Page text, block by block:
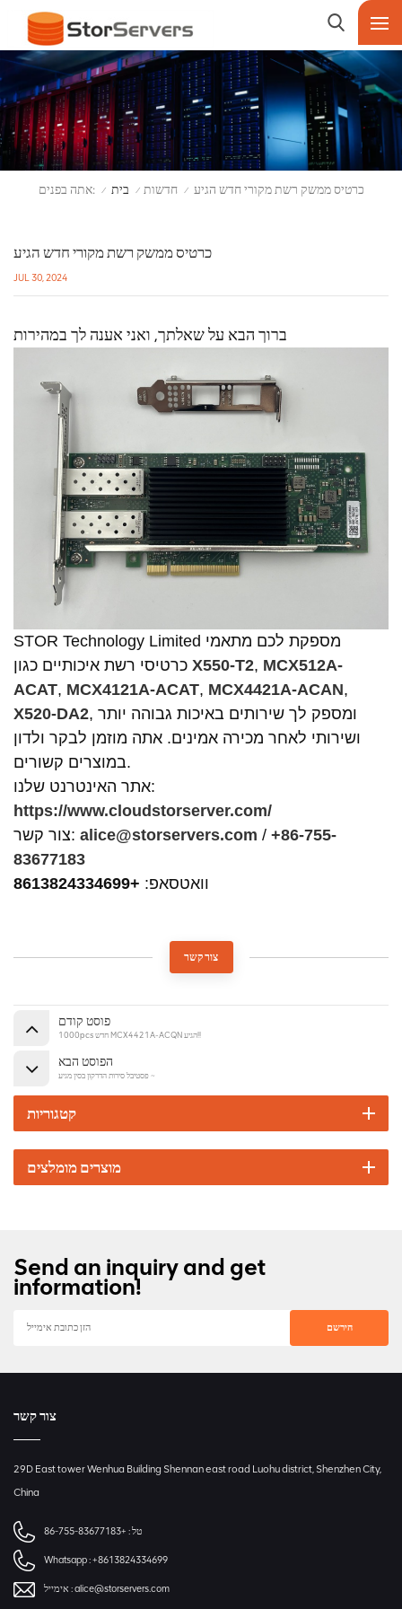
אתה בפנים: / בית / חדשות / כרטיס ממשק רשת מקורי חדש הגיע
כרטיס ממשק רשת מקורי חדש הגיע
JUL 30, 2024
ברוך הבא על שאלתך, ואני אענה לך במהירות
STOR Technology Limited מספקת לכם מתאמי
X550-T2, MCX512A-
ACAT, MCX4121A-ACAT, MCX4421A-ACAN,
X520-DA2, ומספק לך שירותים באיכות גבוהה יותר
ושירותי לאחר מכירה אמינים. אתה מוזמן לבקר ולדון
במוצרים קשורים.
אתר האינטרנט שלנו:
https://www.cloudstorserver.com/
צור קשר: alice@storservers.com / +86-755-
83677183
וואטסאפ: +8613824334699
צור קשר
פוסט קודם
1000pcs חדש MCX4421A-ACQN הגיע!!
הפוסט הבא
פסטיבל סירות הדרקון בסין מגיע ~
קטגוריות
מוצרים מומלצים
Send an inquiry and get
information!
צור קשר
29D East tower Wenhua Building Shennan east road Luohu district, Shenzhen City,
China
טל : +86-755-83677183
Whatsapp :+8613824334699
אימייל :alice@storservers.com